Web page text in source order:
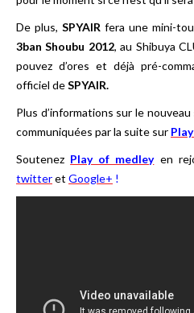
De plus, SPYAIR fera une mini-
3ban Shoubu 2012, au Shibuya
pouvez d’ores et déjà pré-
officiel deSPYAIR.
Plus d’informations sur le
communiquées par la suite sur
Soutenez Play of medleyen
twitteret Google+ !